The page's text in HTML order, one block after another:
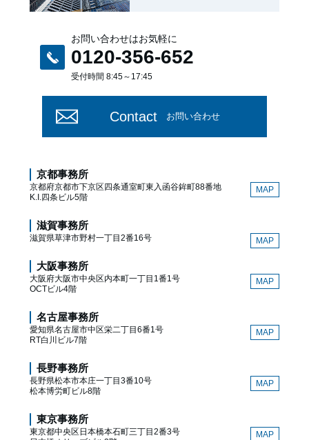
お問い合わせはお気軽に
0120-356-652
受付時間 8:45～17:45
Contact お問い合わせ
京都事務所
京都府京都市下京区四条通室町東入函谷鉾町88番地
K.I.四条ビル5階
MAP
滋賀事務所
滋賀県草津市野村一丁目2番16号 MAP
大阪事務所
大阪府大阪市中央区内本町一丁目1番1号
OCTビル4階
MAP
名古屋事務所
愛知県名古屋市中区栄二丁目6番1号
RT白川ビル7階
MAP
長野事務所
長野県松本市本庄一丁目3番10号
松本博労町ビル8階
MAP
東京事務所
東京都中央区日本橋本石町三丁目2番3号
MAP